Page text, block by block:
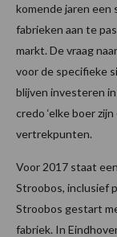
komende jaren een
fabrieken aan te
markt. De vraag
voor de specifieke
blijven investeren
credo ‘elke boer
vertrekpunten.
Voor 2017 staat
Stroobos, inclusief
Stroobos gestart
fabriek. In